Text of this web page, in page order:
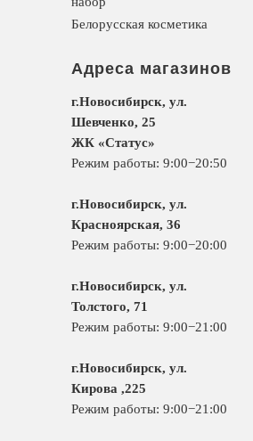
Белорусская косметика
Адреса магазинов
г.Новосибирск, ул.
Шевченко, 25
ЖК «Статус»
Режим работы: 9:00−20:50
г.Новосибирск, ул.
Красноярская, 36
Режим работы: 9:00−20:00
г.Новосибирск, ул.
Толстого, 71
Режим работы: 9:00−21:00
г.Новосибирск, ул.
Кирова ,225
Режим работы: 9:00−21:00